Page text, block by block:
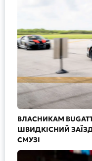
ВЛАСНИКАМ
ШВИДКІСНИЙ
СМУЗІ